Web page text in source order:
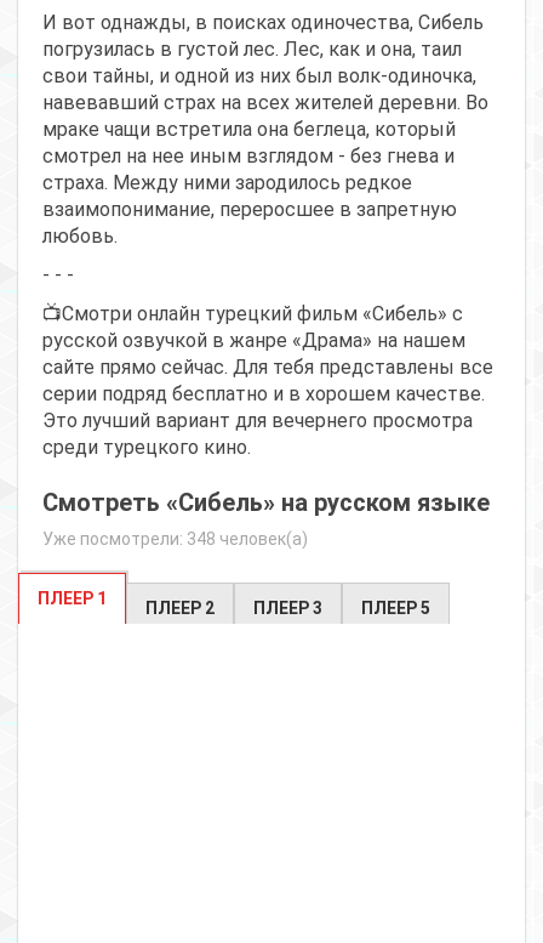
И вот однажды, в поисках одиночества, Сибель
погрузилась в густой лес. Лес, как и она, таил
свои тайны, и одной из них был волк-одиночка,
навевавший страх на всех жителей деревни. Во
мраке чащи встретила она беглеца, который
смотрел на нее иным взглядом - без гнева и
страха. Между ними зародилось редкое
взаимопонимание, переросшее в запретную
любовь.
- - -
📺Смотри онлайн турецкий фильм «Сибель» с
русской озвучкой в жанре «Драма» на нашем
сайте прямо сейчас. Для тебя представлены все
серии подряд бесплатно и в хорошем качестве.
Это лучший вариант для вечернего просмотра
среди турецкого кино.
Смотреть «Сибель» на русском языке
Уже посмотрели: 348 человек(а)
ПЛЕЕР 1 ПЛЕЕР 2 ПЛЕЕР 3 ПЛЕЕР 5